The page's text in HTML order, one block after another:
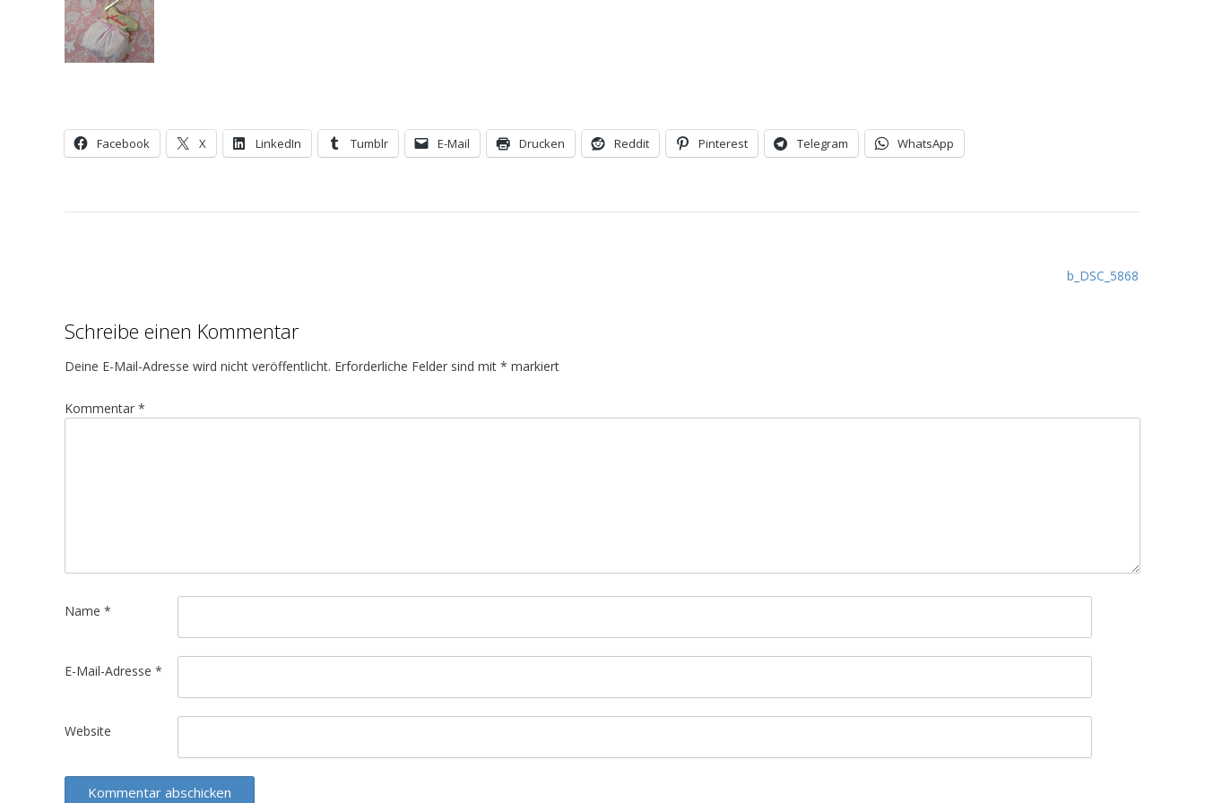
Facebook X LinkedIn Tumblr E-Mail Drucken Reddit Pinterest Telegram WhatsApp
t
r
g
t
o
b_DSC_5868
Schreibe einen Kommentar
Deine E-Mail-Adresse wird nicht veröffentlicht. Erforderliche Felder sind mit * markiert
Kommentar *
Name *
E-Mail-Adresse *
Website